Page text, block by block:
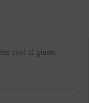
cool al giusto